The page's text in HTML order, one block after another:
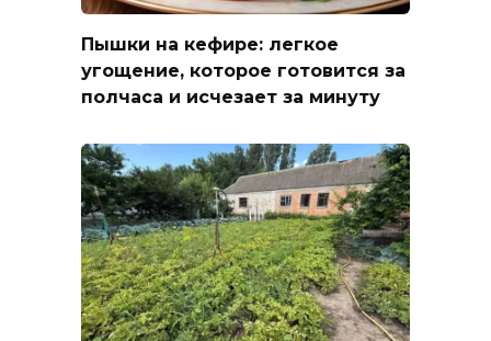
Пышки на кефире: легкое
угощение, которое готовится за
полчаса и исчезает за минуту